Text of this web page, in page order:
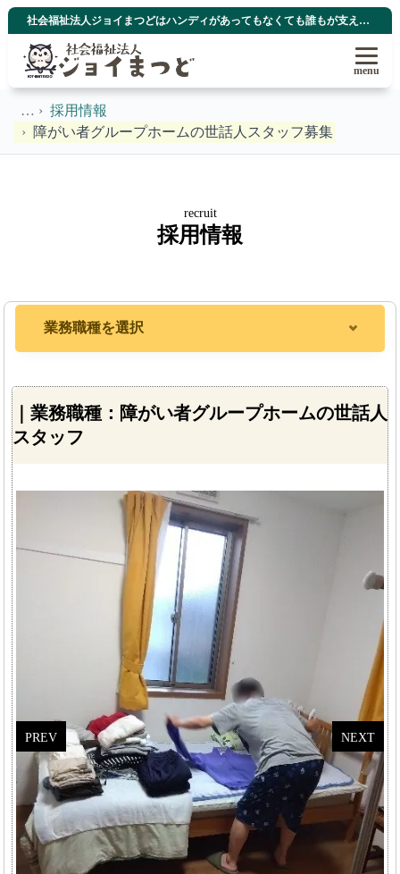
社会福祉法人ジョイまつどはハンディがあってもなくても誰もが支え合い育ち合い、自分らしく生きてゆける地域社会を目指しています
menu
採用情報
障がい者グループホームの世話人スタッフ募集
recruit
採用情報
業務職種を選択
｜業務職種：障がい者グループホームの世話人
スタッフ